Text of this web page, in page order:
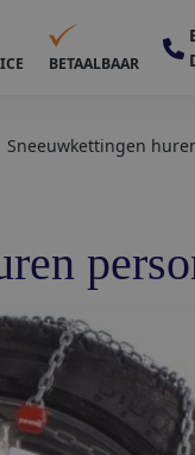
BETAALBAAR
Sneeuwkettingen